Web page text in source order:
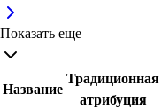
Показать еще
Название
Традиционная
атрибуция